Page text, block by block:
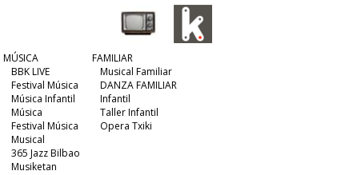
MÚSICA
BBK LIVE
Festival Música
Música Infantil
Música
Festival Música
Musical
365 Jazz Bilbao
Musiketan
FAMILIAR
Musical Familiar
DANZA FAMILIAR
Infantil
Taller Infantil
Opera Txiki